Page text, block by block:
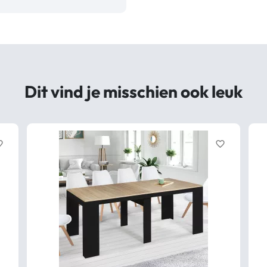
Dit vind je misschien ook leuk
favorite_border